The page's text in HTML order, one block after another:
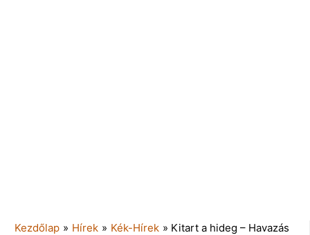
Kezdőlap » Hírek » Kék-Hírek » Kitart a hideg – Havazás